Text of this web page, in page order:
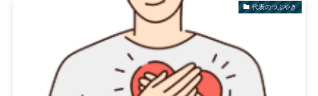
代表のつぶやき